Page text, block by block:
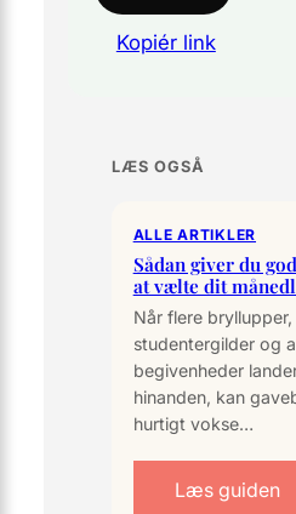
Kopiér link
LÆS OGSÅ
ALLE ARTIKLER
Sådan giver du
at vælte dit
Når flere
studentergilder og
begivenheder
hinanden, kan
hurtigt vokse…
Læs guiden